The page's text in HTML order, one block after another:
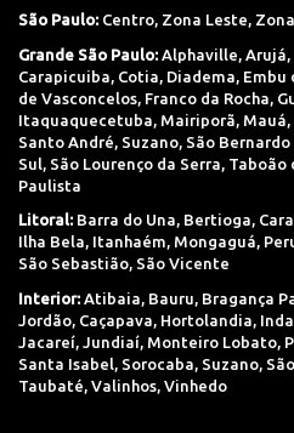
São Paulo: Centro, Zona Leste,
Grande São Paulo: Alphaville Arujá
Carapicuiba Cotia Diadema Embu
de Vasconcelos Franco da Rocha
Itaquaquecetuba Mairiporã Mauá
Santo André Suzano São Bernardo
Sul São Lourenço da Serra Taboão
Paulista
Litoral: Barra do Una, Bertioga,
Ilha Bela, Itanhaém, Mongaguá,
São Sebastião, São Vicente
Interior: Atibaia Bauru Bragança
Jordão Caçapava Hortolandia
Jacareí
Jundiaí Monteiro Lobato
Santa Isabel Sorocaba Suzano
Taubaté Valinhos Vinhedo